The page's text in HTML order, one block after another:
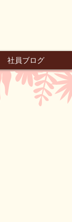
社員ブログ